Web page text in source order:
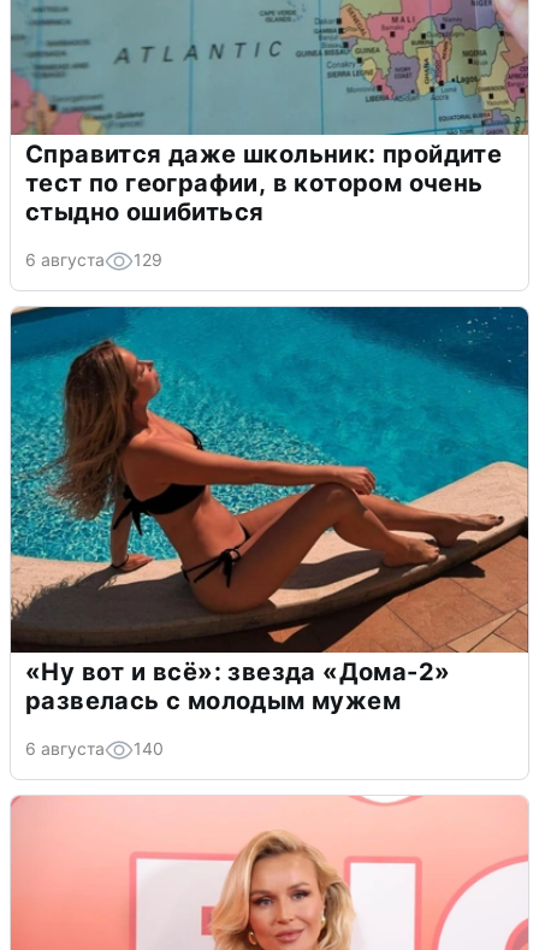
Справится даже школьник: пройдите
тест по географии, в котором очень
стыдно ошибиться
6 августа 129
«Ну вот и всё»: звезда «Дома-2»
развелась с молодым мужем
6 августа 140